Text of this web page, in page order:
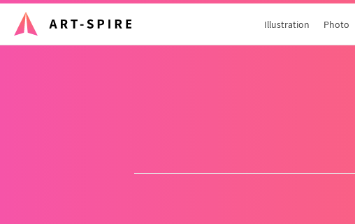
Illustration Photo